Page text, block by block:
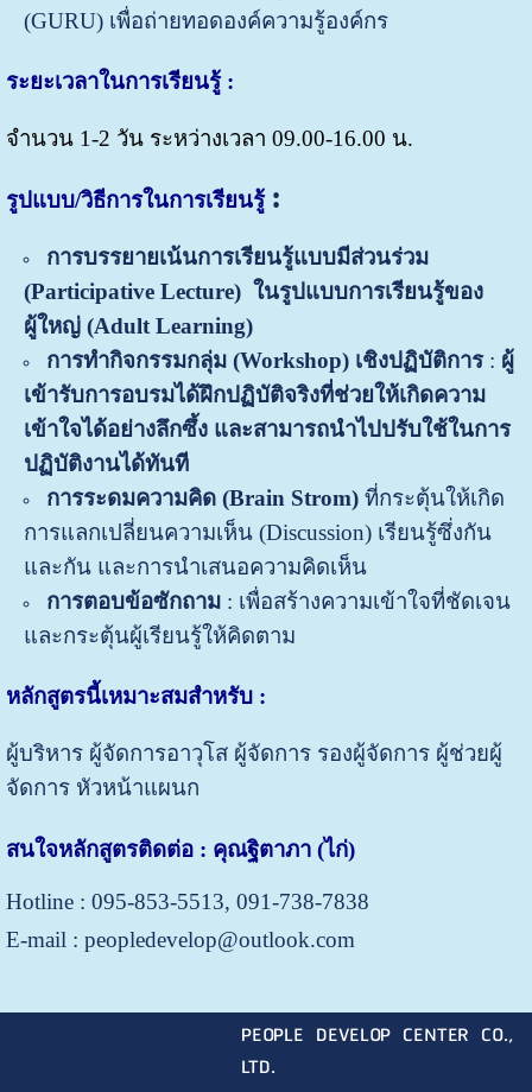
(GURU) เพื่อถ่ายทอดองค์ความรู้องค์กร
ระยะเวลาในการเรียนรู้ :
จำนวน 1-2 วัน ระหว่างเวลา 09.00-16.00 น.
รูปแบบ/วิธีการในการเรียนรู้ :
การบรรยายเน้นการเรียนรู้แบบมีส่วนร่วม
(Participative Lecture) ในรูปแบบการเรียนรู้ของ
ผู้ใหญ่ (Adult Learning)
การทำกิจกรรมกลุ่ม (Workshop) เชิงปฏิบัติการ: ผู้
เข้ารับการอบรมได้ฝึกปฏิบัติจริงที่ช่วยให้เกิดความ
เข้าใจได้อย่างลึกซึ้ง และสามารถนำไปปรับใช้ในการ
ปฏิบัติงานได้ทันที
การระดมความคิด (Brain Strom)ที่กระตุ้นให้เกิด
การแลกเปลี่ยนความเห็น (Discussion) เรียนรู้ซึ่งกัน
และกัน และการนำเสนอความคิดเห็น
การตอบข้อซักถาม: เพื่อสร้างความเข้าใจที่ชัดเจน
และกระตุ้นผู้เรียนรู้ให้คิดตาม
หลักสูตรนี้เหมาะสมสำหรับ :
ผู้บริหาร ผู้จัดการอาวุโส ผู้จัดการ รองผู้จัดการ ผู้ช่วยผู้
จัดการหัวหน้าแผนก
สนใจหลักสูตรติดต่อ : คุณฐิตาภา (ไก่)
Hotline : 095-853-5513, 091-738-7838
E-mail : peopledevelop@outlook.com
PEOPLE DEVELOP CENTER CO.,
LTD.